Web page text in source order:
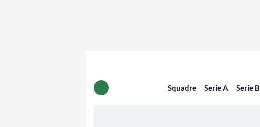
Squadre Serie A Serie B